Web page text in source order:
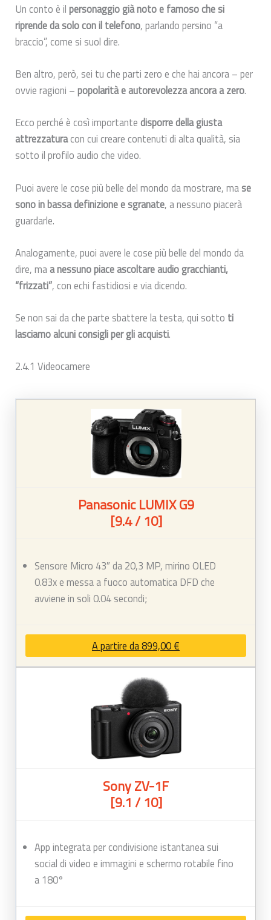
Un conto è ilpersonaggio già noto e famoso che si
riprende da solo con il telefono, parlando persino “a
braccio”, come si suol dire.
Ben altro, però, sei tu che parti zero e che hai ancora – per
ovvie ragioni –popolarità e autorevolezza ancora a zero.
Ecco perché è così importantedisporre della giusta
attrezzaturacon cui creare contenuti di alta qualità, sia
sotto il profilo audio che video.
Puoi avere le cose più belle del mondo da mostrare, ma se
sono in bassa definizione e sgranate, a nessuno piacerà
guardarle.
Analogamente, puoi avere le cose più belle del mondo da
dire, ma a nessuno piace ascoltare audio gracchianti,
“frizzati”, con echi fastidiosi e via dicendo.
Se non sai da che parte sbattere la testa, qui sotto ti
lasciamo alcuni consigli per gli acquisti.
2.4.1 Videocamere
Panasonic LUMIX G9
[9.4 / 10]
Sensore Micro 43″ da 20,3 MP, mirino OLED
0.83x e messa a fuoco automatica DFD che
avviene in soli 0.04 secondi;
A partire da 899,00 €
Sony ZV-1F
[9.1 / 10]
App integrata per condivisione istantanea sui
social di video e immagini e schermo rotabile fino
a 180°